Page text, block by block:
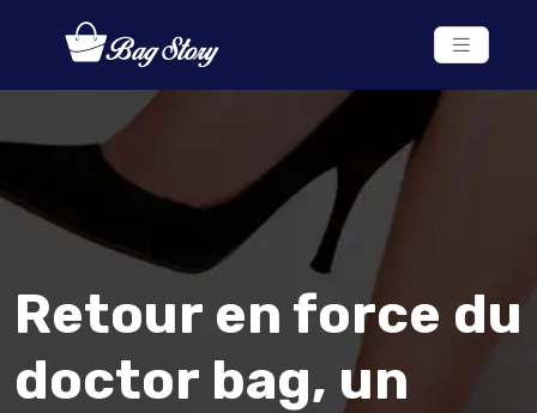
Retour en force du
doctor bag, un